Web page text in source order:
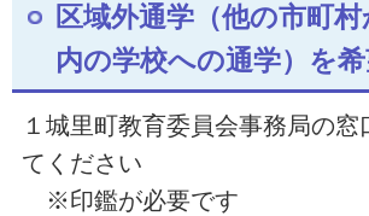
区域外通学（他の市町
内の学校への通学）を
１城里町教育委員会事務局の窓
てください
※印鑑が必要です